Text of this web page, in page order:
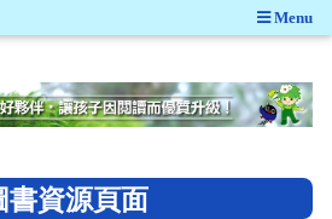
Menu
書資源頁面